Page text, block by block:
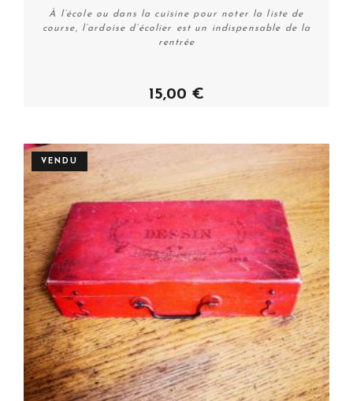
Plus de détails
À l’école ou dans la cuisine pour noter la liste de
course, l’ardoise d’écolier est un indispensable de la
rentrée
15,00 €
VENDU